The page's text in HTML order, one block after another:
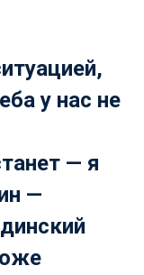
у нас не
— я
—